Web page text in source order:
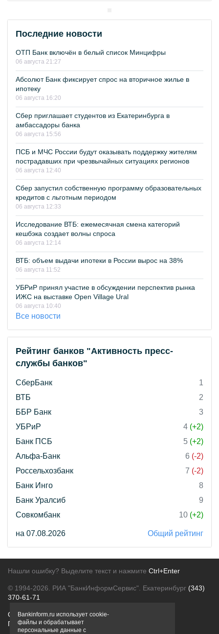
Последние новости
ОТП Банк включён в белый список Минцифры
06 августа 21:27
Абсолют Банк фиксирует спрос на вторичное жилье в
ипотеку
06 августа 16:20
Сбер приглашает студентов из Екатеринбурга в
амбассадоры банка
06 августа 15:56
ПСБ и МЧС России будут оказывать поддержку жителям
пострадавших при чрезвычайных ситуациях регионов
06 августа 12:40
Сбер запустил собственную программу образовательных
кредитов с льготным периодом
06 августа 12:33
Исследование ВТБ: ежемесячная смена категорий
кешбэка создает волны спроса
06 августа 12:14
ВТБ: объем выдачи ипотеки в России вырос на 38%
06 августа 11:52
УБРиР принял участие в обсуждении перспектив рынка
ИЖС на выставке Open Village Ural
06 августа 10:40
Все новости
Рейтинг банков "Активность пресс-
службы банков"
СберБанк
1
ВТБ
2
ББР Банк
3
УБРиР
4 (+2)
Банк ПСБ
5 (+2)
Альфа-Банк
6 (-2)
Россельхозбанк
7 (-2)
Банк Инго
8
Банк Уралсиб
9
Совкомбанк
10 (+2)
на 07.08.2026 Общий рейтинг
Нашли ошибку? Выделите текст и нажмите Ctrl+Enter
© 1994-2026. РИА "БанкИнформСервис". Екатеринбург (343)
370-61-71
О проектеПолитика конфиденциальности
Правовая информацияДля рекламодателей
Bankinform.ru использует cookie-
файлы и обрабатывает
персональные данные с